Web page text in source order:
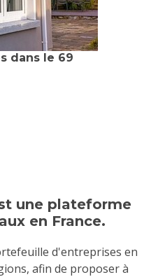
dans le 69
une plateforme
en France.
d'entreprises en
afin de proposer à